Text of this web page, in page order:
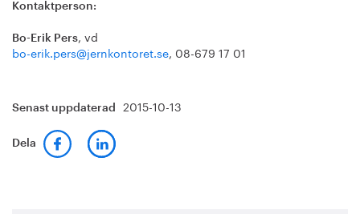
Kontaktperson:
Bo-Erik Pers, vd
bo-erik.pers@jernkontoret.se, 08-679 17 01
Senast uppdaterad 2015-10-13
Dela